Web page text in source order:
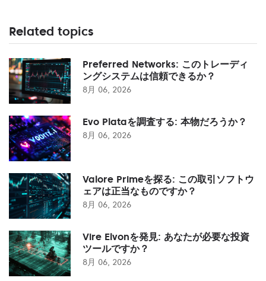
Related topics
Preferred Networks: このトレーディ
ングシステムは信頼できるか？
8月 06, 2026
Evo Plataを調査する: 本物だろうか？
8月 06, 2026
Valore Primeを探る: この取引ソフトウ
ェアは正当なものですか？
8月 06, 2026
Vire Elvonを発見: あなたが必要な投資
ツールですか？
8月 06, 2026